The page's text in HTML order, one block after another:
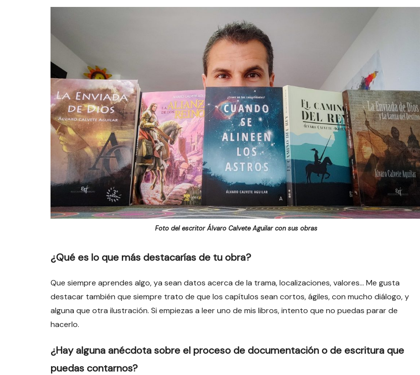
Foto del escritor Álvaro Calvete Aguilar con sus obras
¿Qué es lo que más destacarías de tu obra?
Que siempre aprendes algo, ya sean datos acerca de la trama, localizaciones, valores… Me gusta
destacar también que siempre trato de que los capítulos sean cortos, ágiles, con mucho diálogo, y
alguna que otra ilustración. Si empiezas a leer uno de mis libros, intento que no puedas parar de
hacerlo.
¿Hay alguna anécdota sobre el proceso de documentación o de escritura que
puedas contarnos?